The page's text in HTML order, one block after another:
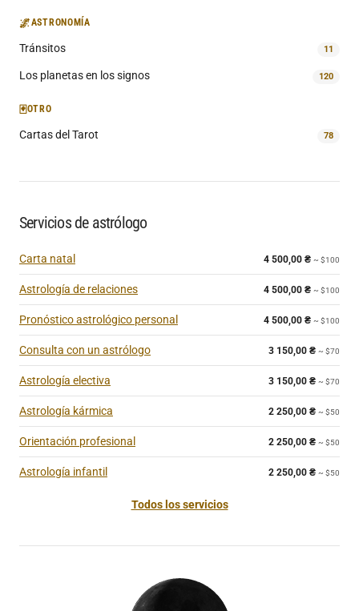
🌌ASTRONOMÍA
Tránsitos 11
Los planetas en los signos 120
🃏OTRO
Cartas del Tarot 78
Servicios de astrólogo
Carta natal 4 500,00 ₴ ~ $100
Astrología de relaciones 4 500,00 ₴ ~ $100
Pronóstico astrológico personal 4 500,00 ₴ ~ $100
Consulta con un astrólogo 3 150,00 ₴ ~ $70
Astrología electiva 3 150,00 ₴ ~ $70
Astrología kármica 2 250,00 ₴ ~ $50
Orientación profesional 2 250,00 ₴ ~ $50
Astrología infantil 2 250,00 ₴ ~ $50
Todos los servicios